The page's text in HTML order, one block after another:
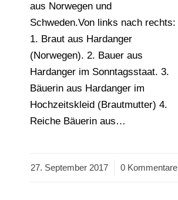
aus Norwegen und
Schweden.Von links nach rechts:
1. Braut aus Hardanger
(Norwegen). 2. Bauer aus
Hardanger im Sonntagsstaat. 3.
Bäuerin aus Hardanger im
Hochzeitskleid (Brautmutter) 4.
Reiche Bäuerin aus…
27. September 2017
/ 0 Kommentare